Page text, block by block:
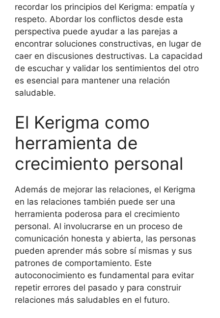
recordar los principios del Kerigma: empatía y
respeto. Abordar los conflictos desde esta
perspectiva puede ayudar a las parejas a
encontrar soluciones constructivas, en lugar de
caer en discusiones destructivas. La capacidad
de escuchar y validar los sentimientos del otro
es esencial para mantener una relación
saludable.
El Kerigma como
herramienta de
crecimiento personal
Además de mejorar las relaciones, el Kerigma
en las relaciones también puede ser una
herramienta poderosa para el crecimiento
personal. Al involucrarse en un proceso de
comunicación honesta y abierta, las personas
pueden aprender más sobre sí mismas y sus
patrones de comportamiento. Este
autoconocimiento es fundamental para evitar
repetir errores del pasado y para construir
relaciones más saludables en el futuro.